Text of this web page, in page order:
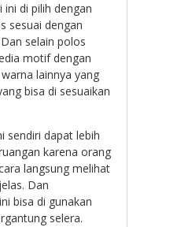
ini di pilih dengan
sesuai dengan
selain polos
motif dengan
lainnya yang
bisa di sesuaikan
sendiri dapat lebih
karena orang
langsung melihat
Dan
bisa di gunakan
selera.